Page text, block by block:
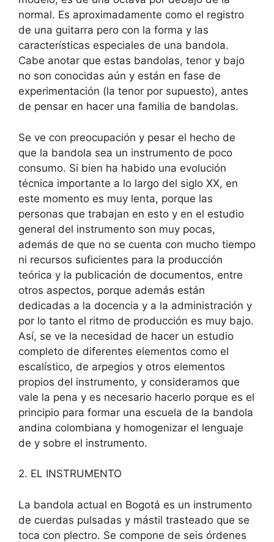
normal. Es aproximadamente como el registro
de una guitarra pero con la forma y las
características especiales de una bandola.
Cabe anotar que estas bandolas, tenor y bajo
no son conocidas aún y están en fase de
experimentación (la tenor por supuesto), antes
de pensar en hacer una familia de bandolas.
Se ve con preocupación y pesar el hecho de
que la bandola sea un instrumento de poco
consumo. Si bien ha habido una evolución
técnica importante a lo largo del siglo XX, en
este momento es muy lenta, porque las
personas que trabajan en esto y en el estudio
general del instrumento son muy pocas,
además de que no se cuenta con mucho tiempo
ni recursos suficientes para la producción
teórica y la publicación de documentos, entre
otros aspectos, porque además están
dedicadas a la docencia y a la administración y
por lo tanto el ritmo de producción es muy bajo.
Así, se ve la necesidad de hacer un estudio
completo de diferentes elementos como el
escalístico, de arpegios y otros elementos
propios del instrumento, y consideramos que
vale la pena y es necesario hacerlo porque es el
principio para formar una escuela de la bandola
andina colombiana y homogenizar el lenguaje
de y sobre el instrumento.
2. EL INSTRUMENTO
La bandola actual en Bogotá es un instrumento
de cuerdas pulsadas y mástil trasteado que se
toca con plectro. Se compone de seis órdenes